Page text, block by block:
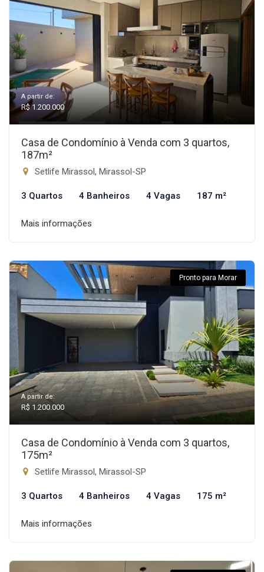
A partir de:
R$ 1.200.000
Casa de Condomínio à Venda com 3 quartos,
187m²
Setlife Mirassol, Mirassol-SP
3 Quartos 4 Banheiros 4 Vagas 187 m²
Mais informações
Pronto para Morar
A partir de:
R$ 1.200.000
Casa de Condomínio à Venda com 3 quartos,
175m²
Setlife Mirassol, Mirassol-SP
3 Quartos 4 Banheiros 4 Vagas 175 m²
Mais informações